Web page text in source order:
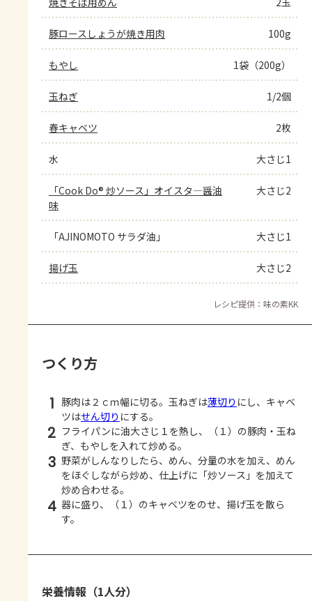
豚ロースしょうが焼き用肉 100g
もやし 1袋（200g）
玉ねぎ 1/2個
春キャベツ 2枚
水 大さじ1
「Cook Do® 炒ソース」オイスタ―醤油
味
大さじ2
「AJINOMOTO サラダ油」 大さじ1
揚げ玉 大さじ2
レシピ提供：味の素KK
つくり方
1 豚肉は２ｃｍ幅に切る。玉ねぎは薄切り にし、キャベ
ツはせん切り にする。
2 フライパンに油大さじ１を熱し、（１）の豚肉・玉ね
ぎ、もやしを入れて炒める。
3 野菜がしんなりしたら、めん、分量の水を加え、めん
をほぐしながら炒め、仕上げに「炒ソース」を加えて
炒め合わせる。
4 器に盛り、（１）のキャベツをのせ、揚げ玉を散ら
す。
栄養情報（1人分）